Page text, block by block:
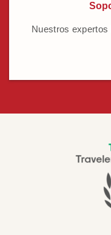
Nuestros